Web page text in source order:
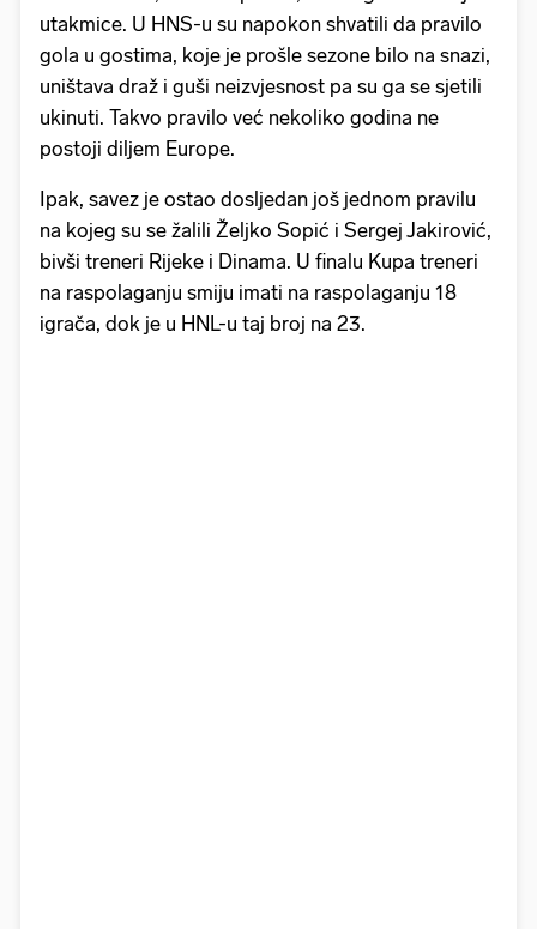
utakmice. U HNS-u su napokon shvatili da pravilo
gola u gostima, koje je prošle sezone bilo na snazi,
uništava draž i guši neizvjesnost pa su ga se sjetili
ukinuti. Takvo pravilo već nekoliko godina ne
postoji diljem Europe.
Ipak, savez je ostao dosljedan još jednom pravilu
na kojeg su se žalili Željko Sopić i Sergej Jakirović,
bivši treneri Rijeke i Dinama. U finalu Kupa treneri
na raspolaganju smiju imati na raspolaganju 18
igrača, dok je u HNL-u taj broj na 23.